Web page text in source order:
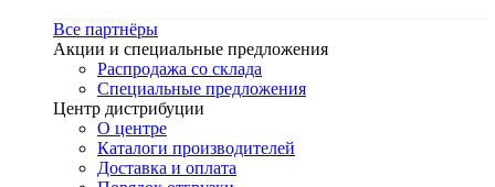
Все партнёры
Акции и специальные предложения
Распродажа со склада
Специальные предложения
Центр дистрибуции
О центре
Каталоги производителей
Доставка и оплата